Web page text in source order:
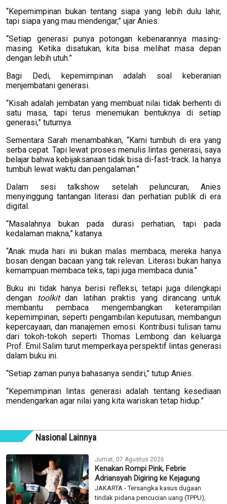
“Kepemimpinan bukan tentang siapa yang lebih dulu lahir,
tapi siapa yang mau mendengar,” ujar Anies.
“Setiap generasi punya potongan kebenarannya masing-
masing. Ketika disatukan, kita bisa melihat masa depan
dengan lebih utuh.”
Bagi Dedi, kepemimpinan adalah soal keberanian
menjembatani generasi.
“Kisah adalah jembatan yang membuat nilai tidak berhenti di
satu masa, tapi terus menemukan bentuknya di setiap
generasi,” tuturnya.
Sementara Sarah menambahkan, “Kami tumbuh di era yang
serba cepat. Tapi lewat proses menulis lintas generasi, saya
belajar bahwa kebijaksanaan tidak bisa di-fast-track. Ia hanya
tumbuh lewat waktu dan pengalaman.”
Dalam sesi talkshow setelah peluncuran, Anies
menyinggung tantangan literasi dan perhatian publik di era
digital.
“Masalahnya bukan pada durasi perhatian, tapi pada
kedalaman makna,” katanya.
“Anak muda hari ini bukan malas membaca, mereka hanya
bosan dengan bacaan yang tak relevan. Literasi bukan hanya
kemampuan membaca teks, tapi juga membaca dunia.”
Buku ini tidak hanya berisi refleksi, tetapi juga dilengkapi
dengan
toolkitdan latihan praktis yang dirancang untuk
membantu pembaca mengembangkan keterampilan
kepemimpinan, seperti pengambilan keputusan, membangun
kepercayaan, dan manajemen emosi. Kontribusi tulisan tamu
dari tokoh-tokoh seperti Thomas Lembong dan keluarga
Prof. Emil Salim turut memperkaya perspektif lintas generasi
dalam buku ini.
“Setiap zaman punya bahasanya sendiri,” tutup Anies.
“Kepemimpinan lintas generasi adalah tentang kesediaan
mendengarkan agar nilai yang kita wariskan tetap hidup.”
Nasional Lainnya
Jumat, 07 Agustus 2026
Kenakan Rompi Pink, Febrie
Adriansyah Digiring ke Kejagung
JAKARTA - Tersangka kasus dugaan
tindak pidana pencucian uang (TPPU),